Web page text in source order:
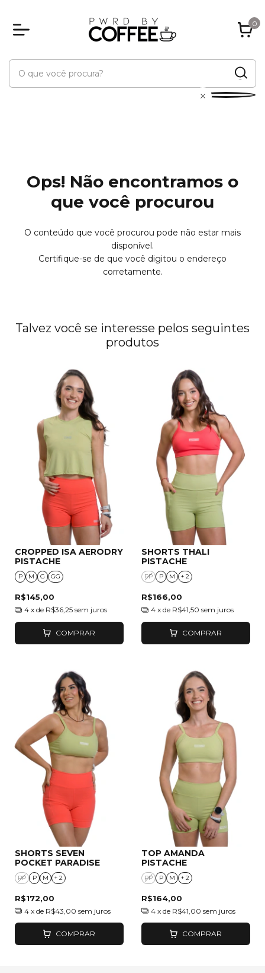
0
Ops! Não encontramos o
que você procurou
O conteúdo que você procurou pode não estar mais
disponível.
Certifique-se de que você digitou o endereço
corretamente.
Talvez você se interesse pelos seguintes
produtos
CROPPED ISA AERODRY
PISTACHE
P M G GG
R$145,00
4 x de R$36,25 sem juros
COMPRAR
SHORTS THALI
PISTACHE
PP P M + 2
R$166,00
4 x de R$41,50 sem juros
COMPRAR
SHORTS SEVEN
POCKET PARADISE
PP P M + 2
R$172,00
4 x de R$43,00 sem juros
COMPRAR
TOP AMANDA
PISTACHE
PP P M + 2
R$164,00
4 x de R$41,00 sem juros
COMPRAR